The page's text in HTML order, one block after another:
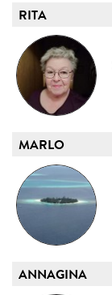
RITA
MARLO
ANNAGINA